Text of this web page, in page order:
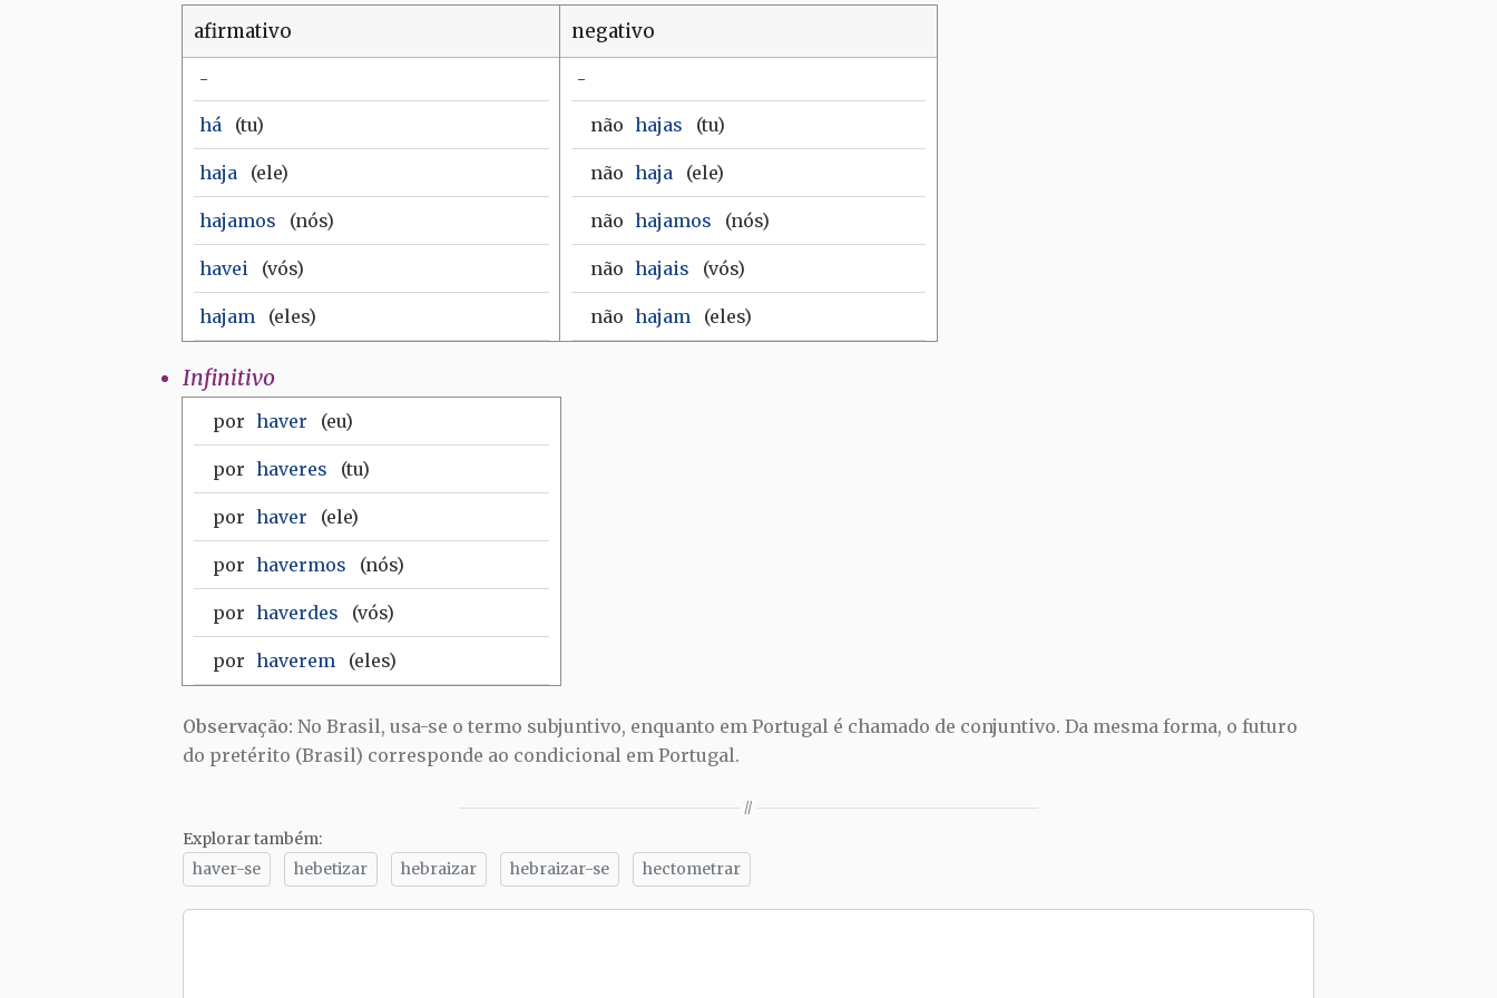
afirmativo
-
há (tu)
haja (ele)
hajamos (nós)
havei (vós)
hajam (eles)
negativo
-
não hajas (tu)
não haja (ele)
não hajamos (nós)
não hajais (vós)
não hajam (eles)
Infinitivo
por haver (eu)
por haveres (tu)
por haver (ele)
por havermos (nós)
por haverdes (vós)
por haverem (eles)
Observação: No Brasil, usa-se o termo subjuntivo, enquanto em Portugal é chamado de conjuntivo. Da mesma forma, o futuro
do pretérito (Brasil) corresponde ao condicional em Portugal.
//
Explorar também:
haver-se
hebetizar hebraizar hebraizar-se hectometrar